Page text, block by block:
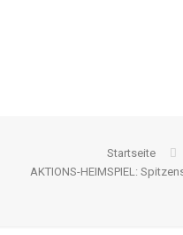
Startseite
AKTIONS-HEIMSPIEL: